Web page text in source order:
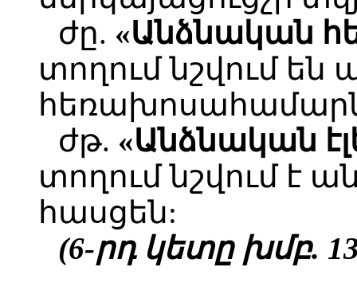
ժը. «Անձնական
տողում նշվում
ժթ. «Անձնական
տողում նշվում է
հասցեն:
(6-րդ կետը խմբ.